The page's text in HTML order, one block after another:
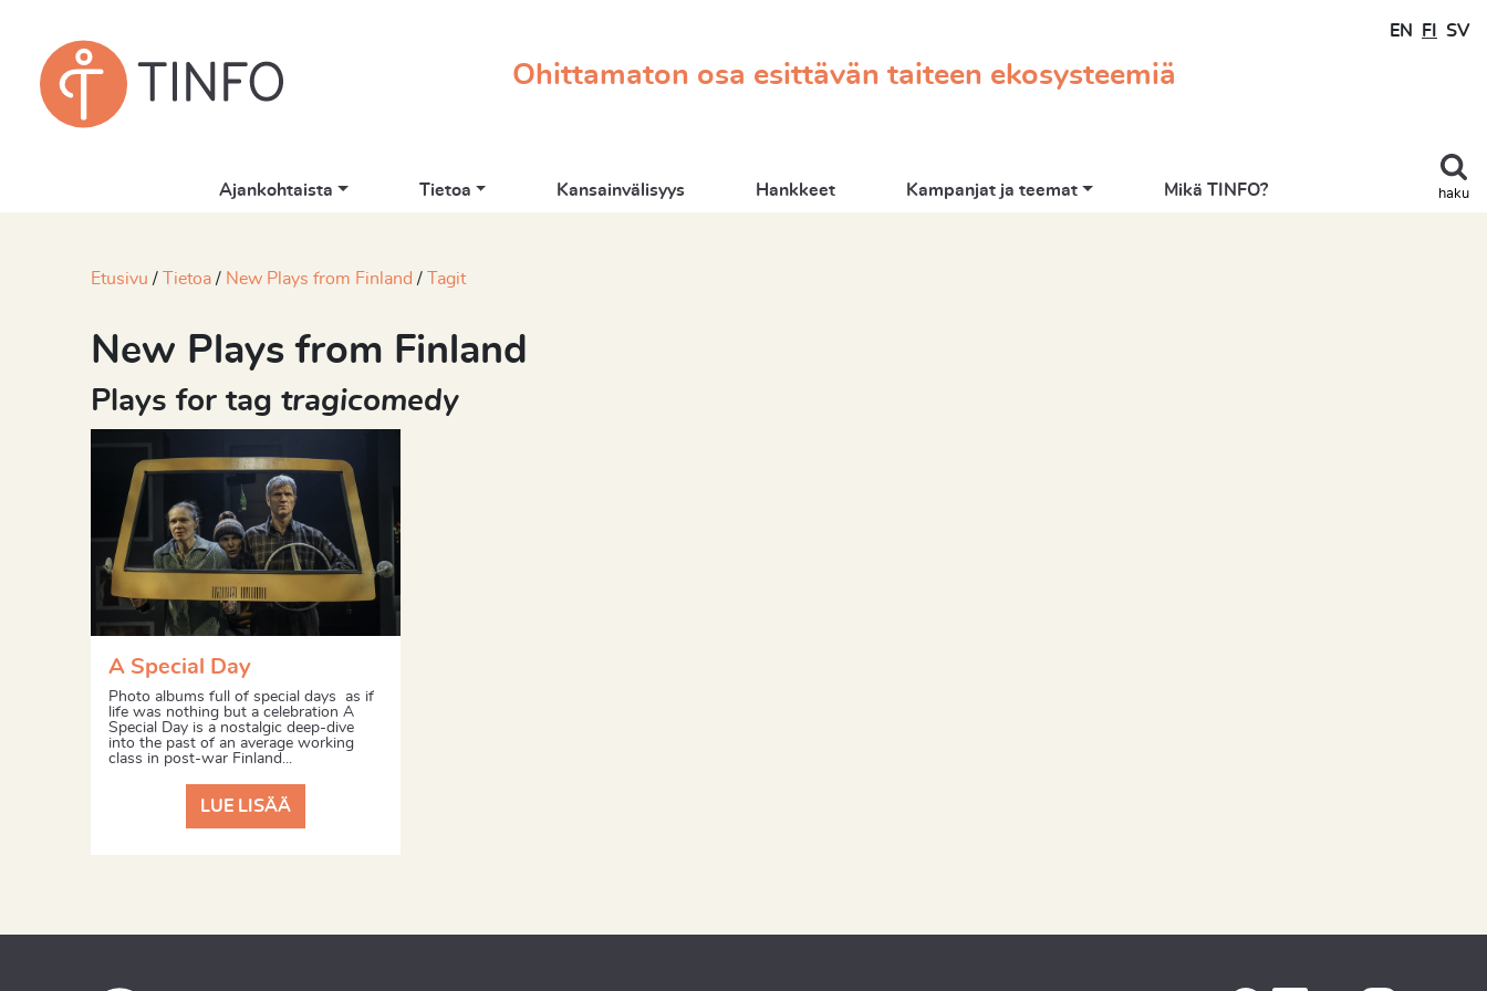
Ohittamaton osa esittävän taiteen ekosysteemiä
EN FI SV
haku
Ajankohtaista Tietoa Kansainvälisyys Hankkeet Kampanjat ja teemat Mikä TINFO?
Etusivu Tietoa New Plays from Finland Tagit
New Plays from Finland
Plays for tag tragicomedy
A Special Day
Photo albums full of special days as if
life was nothing but a celebration A
Special Day is a nostalgic deep-dive
into the past of an average working
class in post-war Finland...
LUE LISÄÄ